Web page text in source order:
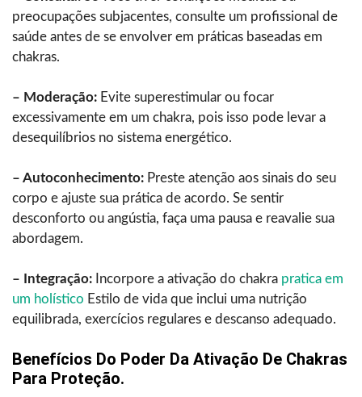
preocupações subjacentes, consulte um profissional de
saúde antes de se envolver em práticas baseadas em
chakras.
– Moderação: Evite superestimular ou focar
excessivamente em um chakra, pois isso pode levar a
desequilíbrios no sistema energético.
– Autoconhecimento: Preste atenção aos sinais do seu
corpo e ajuste sua prática de acordo. Se sentir
desconforto ou angústia, faça uma pausa e reavalie sua
abordagem.
– Integração: Incorpore a ativação do chakra pratica em
um holístico Estilo de vida que inclui uma nutrição
equilibrada, exercícios regulares e descanso adequado.
Benefícios Do Poder Da Ativação De Chakras
Para Proteção.